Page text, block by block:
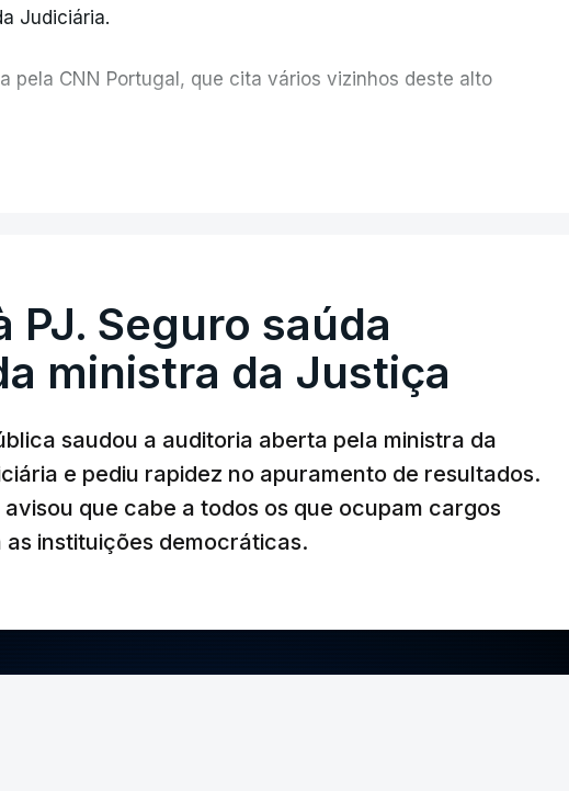
Judiciária.
pela CNN Portugal, que cita vários vizinhos deste alto
PJ. Seguro saúda
ministra da Justiça
saudou a auditoria aberta pela ministra da
e pediu rapidez no apuramento de resultados.
que cabe a todos os que ocupam cargos
instituições democráticas.